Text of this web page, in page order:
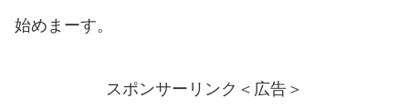
始めまーす。
スポンサーリンク＜広告＞